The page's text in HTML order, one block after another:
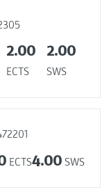
2.00
ECTS
2.00
SWS
ECTS4.00 SWS